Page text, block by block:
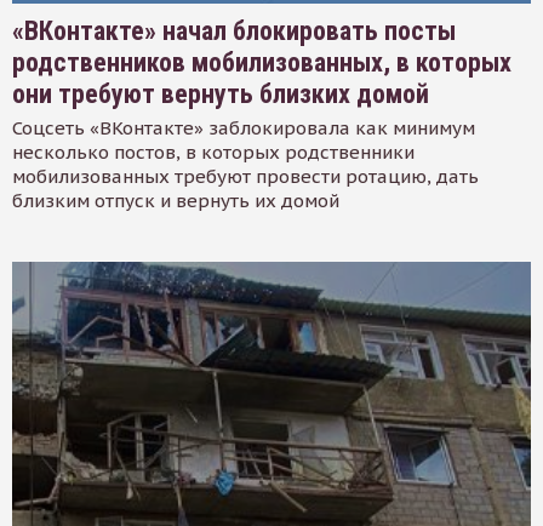
«ВКонтакте» начал блокировать посты
родственников мобилизованных, в которых
они требуют вернуть близких домой
Соцсеть «ВКонтакте» заблокировала как минимум
несколько постов, в которых родственники
мобилизованных требуют провести ротацию, дать
близким отпуск и вернуть их домой